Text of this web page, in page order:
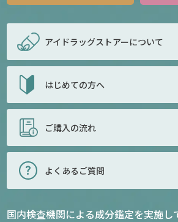
アイドラッグストアーについて
はじめての方へ
ご購入の流れ
よくあるご質問
国内検査機関による成分鑑定を実施し